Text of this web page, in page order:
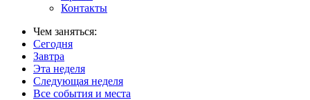
Контакты
Чем заняться:
Сегодня
Завтра
Эта неделя
Следующая неделя
Все события и места